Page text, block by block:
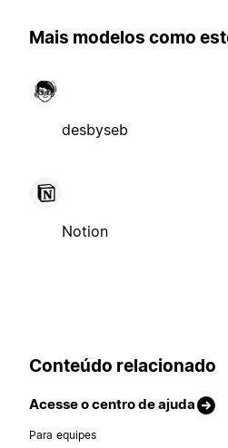
Mais modelos como
desbyseb
Notion
Conteúdo relacionado
Acesse o centro de ajuda
Para equipes